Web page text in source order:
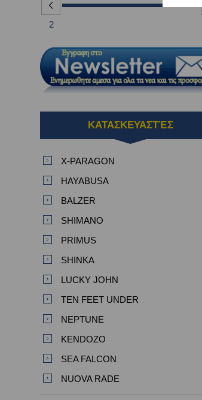
2
ΚΑΤΑΣΚΕΥΑΣΤΈΣ
X-PARAGON
HAYABUSA
BALZER
SHIMANO
PRIMUS
SHINKA
LUCKY JOHN
TEN FEET UNDER
NEPTUNE
KENDOZO
SEA FALCON
NUOVA RADE